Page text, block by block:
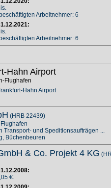
Arbeitnehmer: 6
Arbeitnehmer: 6
Hahn Airport
Flughafen
Hahn Airport
(HRB 22439)
Transport- und Speditionsaufträgen ...
Büchenbeuren
& Co. Projekt 4 KG
€: